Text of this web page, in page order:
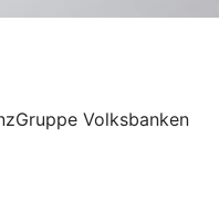
Volksbanken